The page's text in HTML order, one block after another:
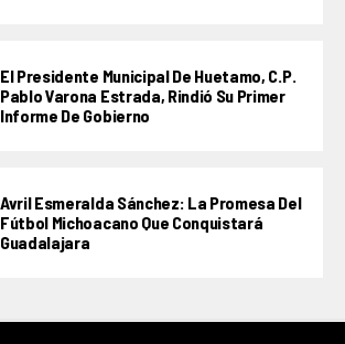
El Presidente Municipal De Huetamo, C.P.
Pablo Varona Estrada, Rindió Su Primer
Informe De Gobierno
Avril Esmeralda Sánchez: La Promesa Del
Fútbol Michoacano Que Conquistará
Guadalajara